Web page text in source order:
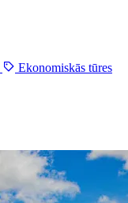
Ekonomiskās tūres